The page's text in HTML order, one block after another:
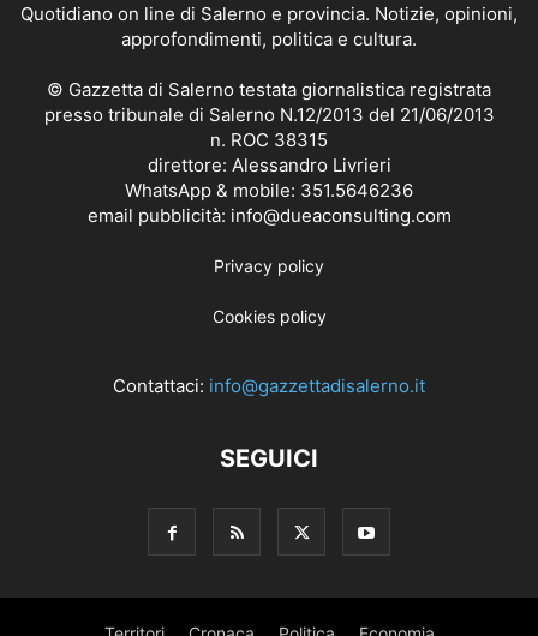
Quotidiano on line di Salerno e provincia. Notizie, opinioni,
approfondimenti, politica e cultura.
© Gazzetta di Salerno testata giornalistica registrata
presso tribunale di Salerno N.12/2013 del 21/06/2013
n. ROC 38315
direttore: Alessandro Livrieri
WhatsApp & mobile: 351.5646236
email pubblicità: info@dueaconsulting.com
Privacy policy
Cookies policy
Contattaci: info@gazzettadisalerno.it
SEGUICI